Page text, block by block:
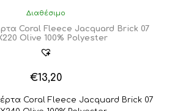
Διαθέσιμο
Coral Fleece Jacquard Brick 07
Olive 100% Polyester
€13,20